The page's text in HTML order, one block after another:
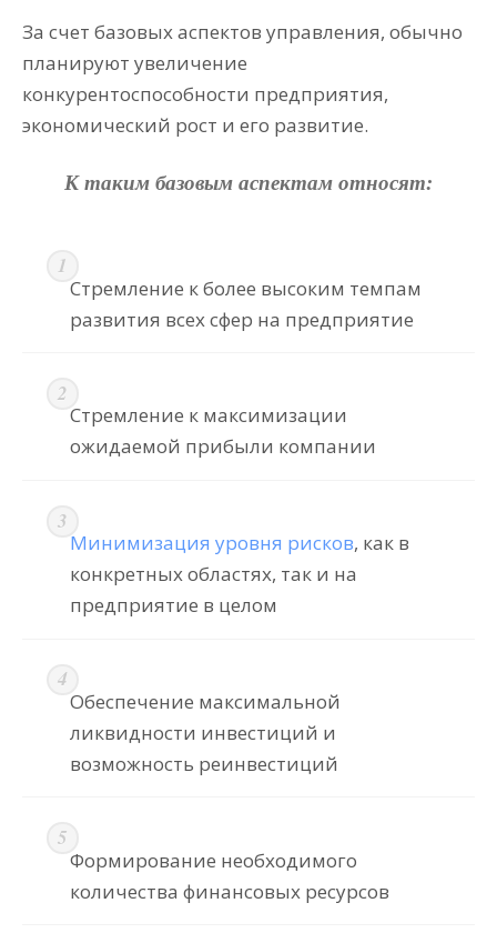
За счет базовых аспектов управления, обычно
планируют увеличение
конкурентоспособности предприятия,
экономический рост и его развитие.
К таким базовым аспектам относят:
Стремление к более высоким темпам
развития всех сфер на предприятие
Стремление к максимизации
ожидаемой прибыли компании
Минимизация уровня рисков, как в
конкретных областях, так и на
предприятие в целом
Обеспечение максимальной
ликвидности инвестиций и
возможность реинвестиций
Формирование необходимого
количества финансовых ресурсов